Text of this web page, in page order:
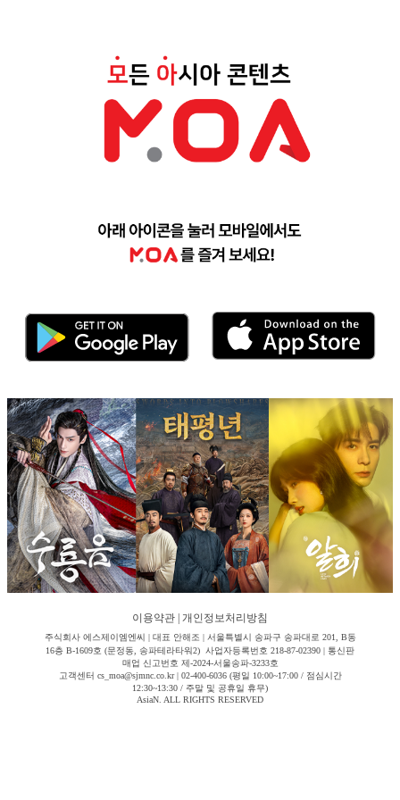
이용약관 개인정보처리방침
주식회사 에스제이엠엔씨 | 대표 안해조 | 서울특별시 송파구 송파대로 201, B동
16층 B-1609호 (문정동, 송파테라타워2) 사업자등록번호 218-87-02390 | 통신판
매업 신고번호 제-2024-서울송파-3233호
고객센터 cs_moa@sjmnc.co.kr | 02-400-6036 (평일 10:00~17:00 / 점심시간
12:30~13:30 / 주말 및 공휴일 휴무)
AsiaN. ALL RIGHTS RESERVED